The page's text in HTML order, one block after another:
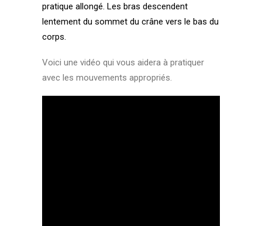
pratique allongé. Les bras descendent
lentement du sommet du crâne vers le bas du
corps.
Voici une vidéo qui vous aidera à pratiquer
avec les mouvements appropriés.